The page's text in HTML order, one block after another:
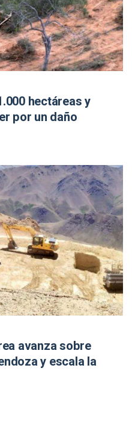
hectáreas y
por un daño
avanza sobre
y escala la